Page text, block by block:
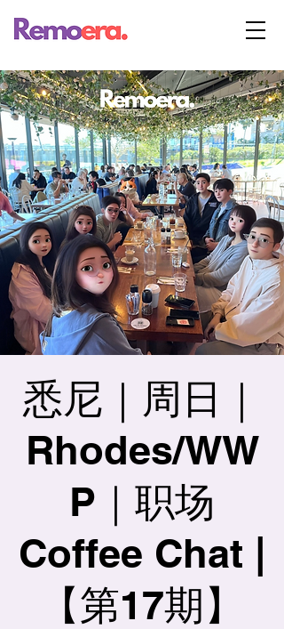
悉尼｜周日｜
Rhodes/WW
P｜职场
Coffee Chat |
【第17期】